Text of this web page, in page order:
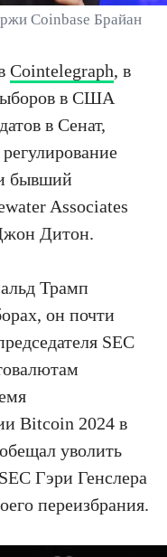
Coinbase Брайан
Cointelegraph, в
в США
в Сенат,
бывший
Associates
Дитон.
Трамп
он почти
SEC
Bitcoin 2024 в
уволить
Гэри Генслера
переизбрания.